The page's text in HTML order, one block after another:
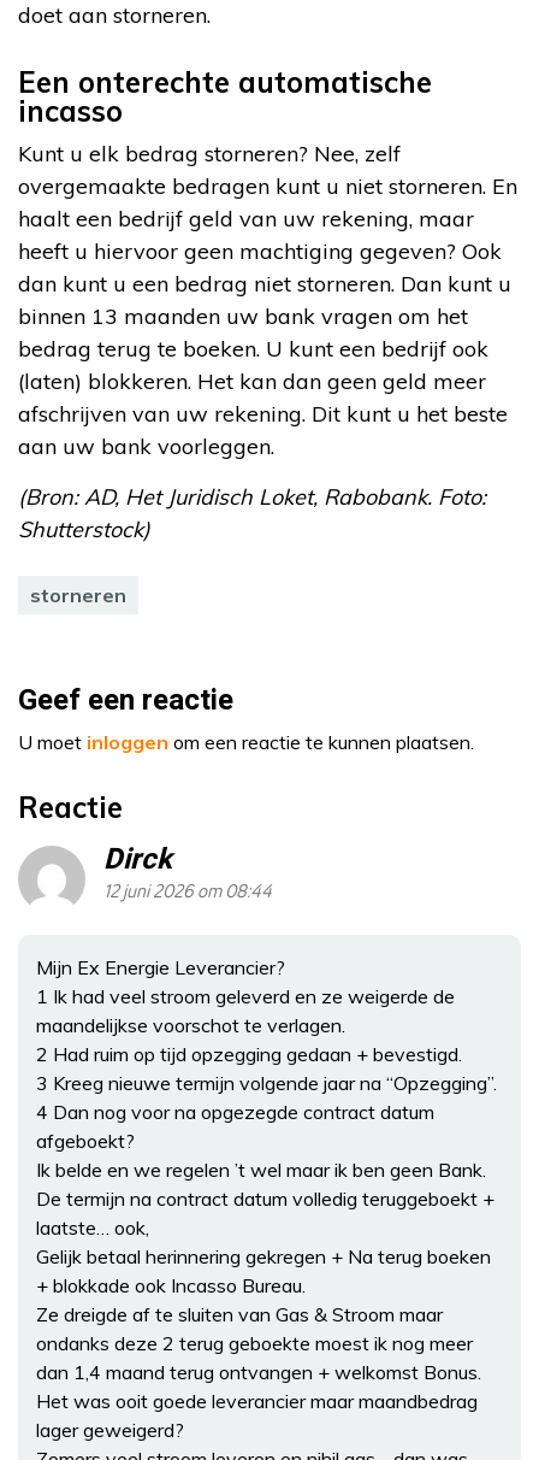
doet aan storneren.
Een onterechte automatische
incasso
Kunt u elk bedrag storneren? Nee, zelf
overgemaakte bedragen kunt u niet storneren. En
haalt een bedrijf geld van uw rekening, maar
heeft u hiervoor geen machtiging gegeven? Ook
dan kunt u een bedrag niet storneren. Dan kunt u
binnen 13 maanden uw bank vragen om het
bedrag terug te boeken. U kunt een bedrijf ook
(laten) blokkeren. Het kan dan geen geld meer
afschrijven van uw rekening. Dit kunt u het beste
aan uw bank voorleggen.
(Bron: AD, Het Juridisch Loket, Rabobank. Foto:
Shutterstock)
storneren
Geef een reactie
U moet inloggen om een reactie te kunnen plaatsen.
Reactie
Dirck
12 juni 2026 om 08:44
Mijn Ex Energie Leverancier?
1 Ik had veel stroom geleverd en ze weigerde de
maandelijkse voorschot te verlagen.
2 Had ruim op tijd opzegging gedaan + bevestigd.
3 Kreeg nieuwe termijn volgende jaar na “Opzegging”.
4 Dan nog voor na opgezegde contract datum
afgeboekt?
Ik belde en we regelen ’t wel maar ik ben geen Bank.
De termijn na contract datum volledig teruggeboekt +
laatste… ook,
Gelijk betaal herinnering gekregen + Na terug boeken
+ blokkade ook Incasso Bureau.
Ze dreigde af te sluiten van Gas & Stroom maar
ondanks deze 2 terug geboekte moest ik nog meer
dan 1,4 maand terug ontvangen + welkomst Bonus.
Het was ooit goede leverancier maar maandbedrag
lager geweigerd?